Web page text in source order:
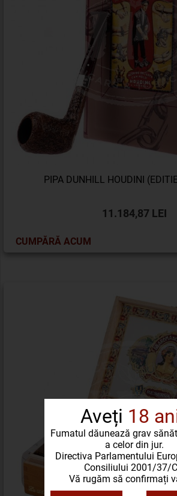
Aveți 18
Fumatul dăunează grav
a celor din jur.
Directiva Parlamentului
Consiliului 2001/37/
Vă rugăm să confirmați
PIPA DUNHILL HOUDINI
11.184,87 LEI
CUMPĂRĂ ACUM